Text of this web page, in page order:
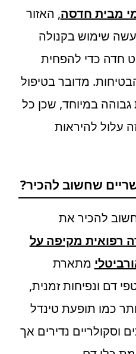
מבית חדסה, האזור
שימוש בקנולה
חדה כדי להפחית
מדובר בטיפול
גבוהה במיוחד, שכן כל
עלול להיראות
שחשוב להכיר?
להכיר את
רפואית מקיפה על
מתארת
דם ונפיחות זמנית,
כמו תופעת טינדל
וסקולריים נדירים אך